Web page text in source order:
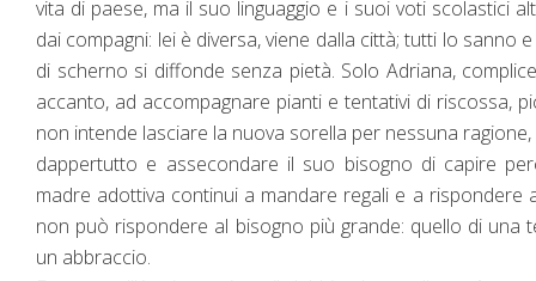
vita di paese, ma il suo linguaggio e i suoi voti scolastici
dai compagni: lei è diversa, viene dalla città; tutti lo sanno
di scherno si diffonde senza pietà. Solo Adriana,
accanto, ad accompagnare pianti e tentativi di riscossa,
non intende lasciare la nuova sorella per nessuna
dappertutto e assecondare il suo bisogno di capire
madre adottiva continui a mandare regali e a rispondere
non può rispondere al bisogno più grande: quello di una
un abbraccio.